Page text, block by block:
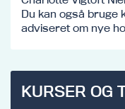
Du kan også bruge
adviseret om nye
KURSER OG